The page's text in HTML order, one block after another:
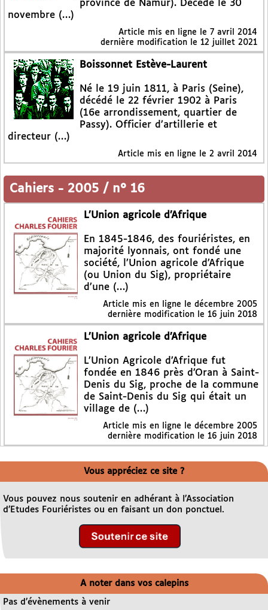
province de Namur). Décédé le 30
novembre (…)
Article mis en ligne le 7 avril 2014
dernière modification le 12 juillet 2021
Boissonnet Estève-Laurent
Né le 19 juin 1811, à Paris (Seine),
décédé le 22 février 1902 à Paris
(16e arrondissement, quartier de
Passy). Officier d’artillerie et
directeur (…)
Article mis en ligne le 2 avril 2014
Cahiers - 2005 / n° 16
L’Union agricole d’Afrique
En 1845-1846, des fouriéristes, en
majorité lyonnais, ont fondé une
société, l’Union agricole d’Afrique
(ou Union du Sig), propriétaire
d’une (…)
Article mis en ligne le décembre 2005
dernière modification le 16 juin 2018
L’Union agricole d’Afrique
L’Union Agricole d’Afrique fut
fondée en 1846 près d’Oran à Saint-
Denis du Sig, proche de la commune
de Saint-Denis du Sig qui était un
village de (…)
Article mis en ligne le décembre 2005
dernière modification le 16 juin 2018
Vous appréciez ce site ?
Vous pouvez nous soutenir en adhérant à l’Association
d’Etudes Fouriéristes ou en faisant un don ponctuel.
A noter dans vos calepins
Pas d’évènements à venir